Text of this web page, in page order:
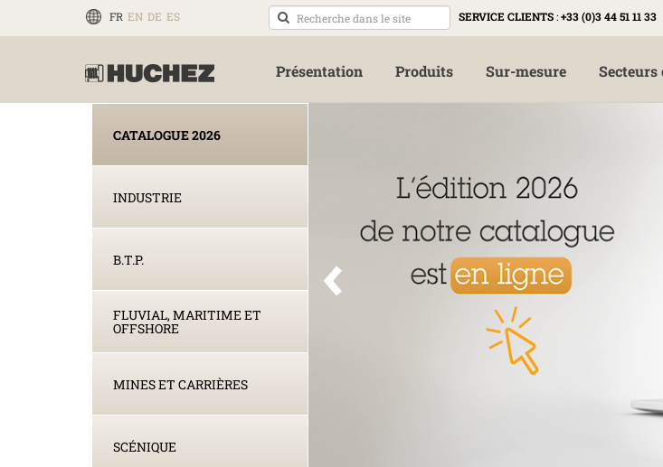
FR EN DE ES SERVICE CLIENTS:+33 (0)3 44 51 11 33
Présentation Produits Sur-mesure
CATALOGUE 2026
INDUSTRIE
B.T.P.
FLUVIAL, MARITIME ET
OFFSHORE
MINES ET CARRIÈRES
SCÉNIQUE